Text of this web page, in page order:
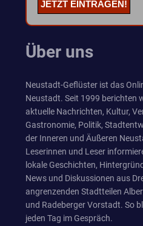
Über uns
Neustadt-Geflüster ist das
Neustadt. Seit 1999 berichten
aktuelle Nachrichten, Kultur,
Gastronomie, Politik,
der Inneren und Äußeren
Leserinnen und Leser
lokale Geschichten,
News und Diskussionen aus
angrenzenden Stadtteilen
und Radeberger Vorstadt. So
jeden Tag im Gespräch.